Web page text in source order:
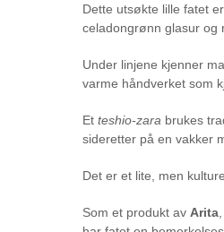
Dette utsøkte lille fatet
celadongrønn glasur og
Under linjene kjenner
varme håndverket som
Et teshio-zara brukes
sideretter på en vakker
Det er et lite, men
Som et produkt av Arita